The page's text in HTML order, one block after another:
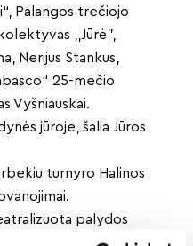
Palangos trečiojo
,,Jūrė”,
Nerijus Stankus,
25-mečio
Vyšniauskai.
jūroje, šalia Jūros
turnyro Halinos
palydos